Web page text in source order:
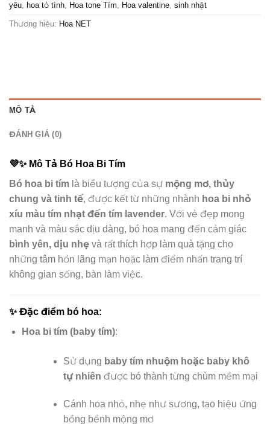
yêu, hoa tỏ tình, Hoa tone Tím, Hoa valentine, sinh nhật
Thương hiệu: Hoa NET
MÔ TẢ
ĐÁNH GIÁ (0)
💜✨ Mô Tả Bó Hoa Bi Tím
Bó hoa bi tím là biểu tượng của sự mộng mơ, thủy
chung và tinh tế, được kết từ những nhành hoa bi nhỏ
xíu màu tím nhạt đến tím lavender. Với vẻ đẹp mong
manh và màu sắc dịu dàng, bó hoa mang đến cảm giác
bình yên, dịu nhẹ và rất thích hợp làm quà tặng cho
những tâm hồn lãng mạn hoặc làm điểm nhấn trang trí
không gian sống, bàn làm việc.
✨Đặc điểm bó hoa:
Hoa bi tím (baby tím):
Sử dụng baby tím nhuộm hoặc baby khô
tự nhiên được bó thành từng chùm mềm mại
Cánh hoa nhỏ, nhẹ như sương, tạo hiệu ứng
bồng bềnh mộng mơ